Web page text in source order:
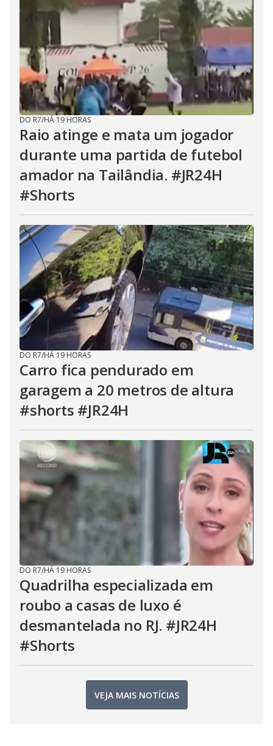
DO R7/HÁ 19 HORAS
Raio atinge e mata um jogador
durante uma partida de futebol
amador na Tailândia. #JR24H
#Shorts
DO R7/HÁ 19 HORAS
Carro fica pendurado em
garagem a 20 metros de altura
#shorts #JR24H
DO R7/HÁ 19 HORAS
Quadrilha especializada em
roubo a casas de luxo é
desmantelada no RJ. #JR24H
#Shorts
VEJA MAIS NOTÍCIAS